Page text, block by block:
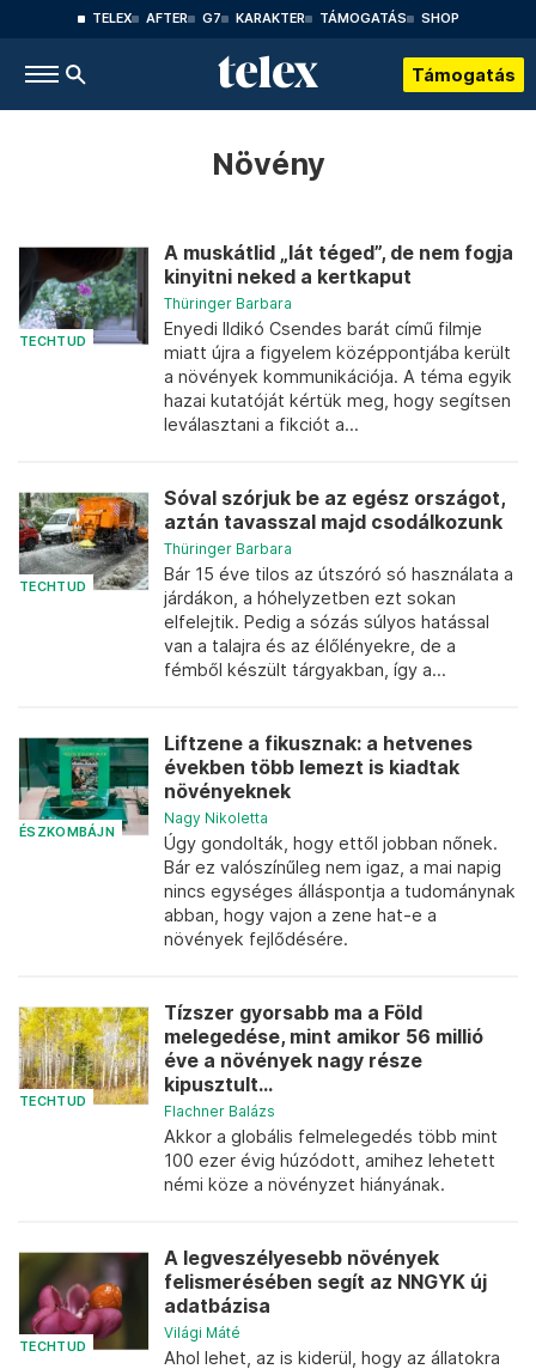
TELEX AFTER G7 KARAKTER TÁMOGATÁS SHOP
Támogatás
Növény
TECHTUD
A muskátlid „lát téged”, de nem fogja
kinyitni neked a kertkaput
Thüringer Barbara
Enyedi Ildikó Csendes barát című filmje
miatt újra a figyelem középpontjába került
a növények kommunikációja. A téma egyik
hazai kutatóját kértük meg, hogy segítsen
leválasztani a fikciót a...
TECHTUD
Sóval szórjuk be az egész országot,
aztán tavasszal majd csodálkozunk
Thüringer Barbara
Bár 15 éve tilos az útszóró só használata a
járdákon, a hóhelyzetben ezt sokan
elfelejtik. Pedig a sózás súlyos hatással
van a talajra és az élőlényekre, de a
fémből készült tárgyakban, így a...
ÉSZKOMBÁJN
Liftzene a fikusznak: a hetvenes
években több lemezt is kiadtak
növényeknek
Nagy Nikoletta
Úgy gondolták, hogy ettől jobban nőnek.
Bár ez valószínűleg nem igaz, a mai napig
nincs egységes álláspontja a tudománynak
abban, hogy vajon a zene hat-e a
növények fejlődésére.
TECHTUD
Tízszer gyorsabb ma a Föld
melegedése, mint amikor 56 millió
éve a növények nagy része
kipusztult...
Flachner Balázs
Akkor a globális felmelegedés több mint
100 ezer évig húzódott, amihez lehetett
némi köze a növényzet hiányának.
TECHTUD
A legveszélyesebb növények
felismerésében segít az NNGYK új
adatbázisa
Világi Máté
Ahol lehet, az is kiderül, hogy az állatokra